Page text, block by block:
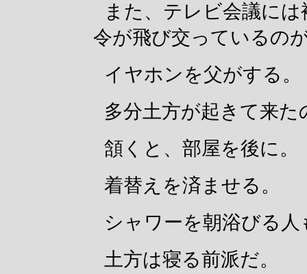
また、テレビ会議に
令が飛び交っているの
イヤホンを父がする。
多分土方が起きて来
頷くと、部屋を後に。
着替えを済ませる。
シャワーを朝浴びる
土方は寝る前派だ。